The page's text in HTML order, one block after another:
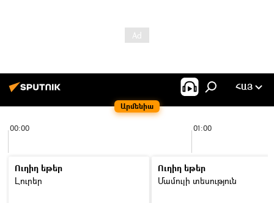
Արմենիա
ՀԱՅ
00:00 01:00
Ուղիղ եթեր
Լուրեր
Ուղիղ եթեր
Մամուլի տեսություն